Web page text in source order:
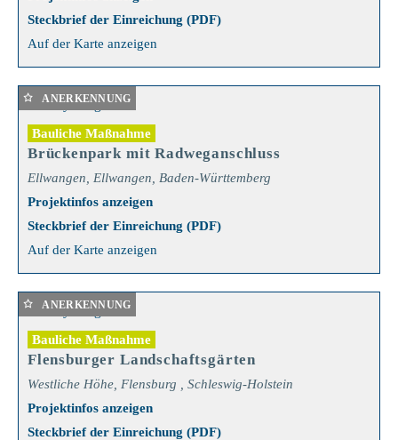
Steckbrief der Einreichung (PDF)
Auf der Karte anzeigen
Bauliche Maßnahme
Brückenpark mit Radweganschluss
Ellwangen, Ellwangen, Baden-Württemberg
Projektinfos anzeigen
Steckbrief der Einreichung (PDF)
Auf der Karte anzeigen
ANERKENNUNG
Bauliche Maßnahme
Flensburger Landschaftsgärten
Westliche Höhe, Flensburg , Schleswig-Holstein
Projektinfos anzeigen
Steckbrief der Einreichung (PDF)
ANERKENNUNG